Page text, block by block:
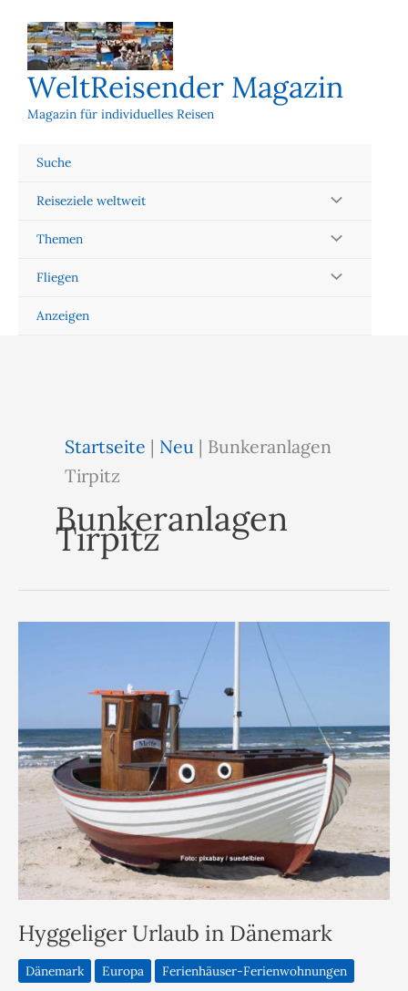
Inhalt
springen
WeltReisender Magazin
Magazin für individuelles Reisen
Suche
Reiseziele weltweit
Themen
Fliegen
Anzeigen
Startseite | Neu | Bunkeranlagen
Tirpitz
Bunkeranlagen
Tirpitz
Hyggeliger Urlaub in Dänemark
Dänemark Europa
Ferienhäuser-Ferienwohnungen